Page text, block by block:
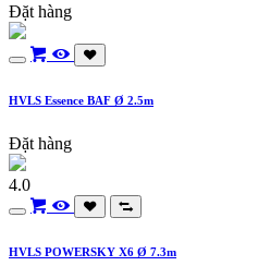
Đặt hàng
HVLS Essence BAF Ø 2.5m
Đặt hàng
4.0
HVLS POWERSKY X6 Ø 7.3m